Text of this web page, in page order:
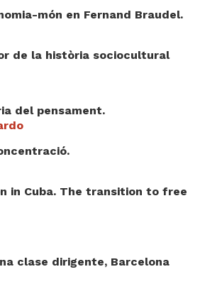
món en Fernand Braudel.
de la història sociocultural
del pensament.
in Cuba. The transition to free
clase dirigente, Barcelona